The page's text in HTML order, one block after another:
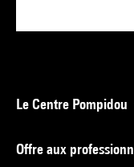
Le Centre Pompidou
Offre aux